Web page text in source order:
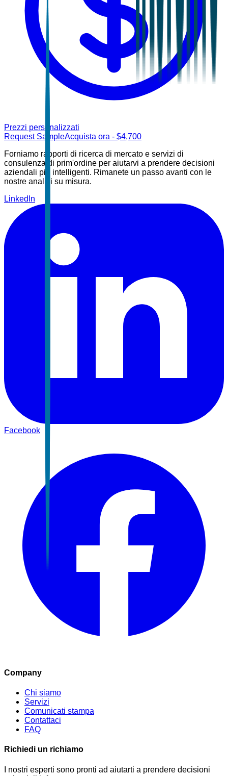
Prezzi personalizzati
Request SampleAcquista ora - $4,700
Forniamo rapporti di ricerca di mercato e servizi di
consulenza di prim'ordine per aiutarvi a prendere decisioni
aziendali più intelligenti. Rimanete un passo avanti con le
nostre analisi su misura.
LinkedIn
Facebook
Company
Chi siamo
Servizi
Comunicati stampa
Contattaci
FAQ
Richiedi un richiamo
I nostri esperti sono pronti ad aiutarti a prendere decisioni